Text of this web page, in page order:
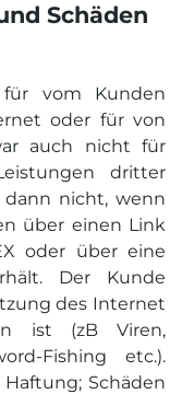
Schäden
vom Kunden
oder für von
auch nicht für
dritter
dann nicht, wenn
über einen Link
oder über eine
Der Kunde
des Internet
ist (zB Viren,
Fishing etc.).
Schäden